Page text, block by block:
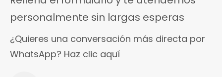
personalmente sin largas esperas
¿Quieres una conversación más directa por
WhatsApp? Haz clic aquí